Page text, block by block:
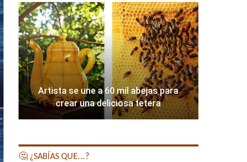
Artista se une a 60 mil abejas para
crear una deliciosa tetera
🤔 ¿SABÍAS QUE...?